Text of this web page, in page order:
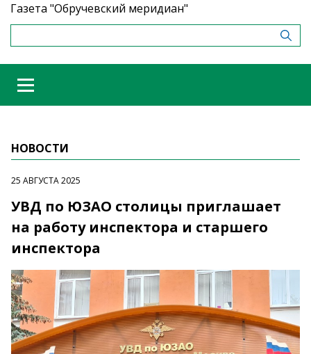
Газета "Обручевский меридиан"
НОВОСТИ
25 АВГУСТА 2025
УВД по ЮЗАО столицы приглашает
на работу инспектора и старшего
инспектора